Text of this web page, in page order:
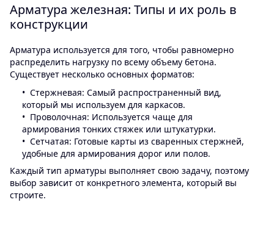
Арматура железная: Типы и их роль в
конструкции
Арматура используется для того, чтобы равномерно
распределить нагрузку по всему объему бетона.
Существует несколько основных форматов:
Стержневая: Самый распространенный вид,
который мы используем для каркасов.
Проволочная: Используется чаще для
армирования тонких стяжек или штукатурки.
Сетчатая: Готовые карты из сваренных стержней,
удобные для армирования дорог или полов.
Каждый тип арматуры выполняет свою задачу, поэтому
выбор зависит от конкретного элемента, который вы
строите.